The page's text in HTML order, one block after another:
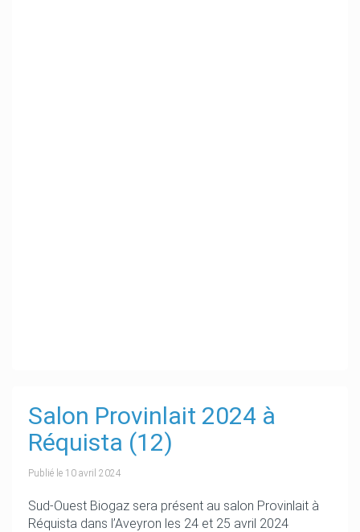
Salon Provinlait 2024 à
Réquista (12)
Publié le 10 avril 2024
Sud-Ouest Biogaz sera présent au salon Provinlait à
Réquista dans l’Aveyron les 24 et 25 avril 2024